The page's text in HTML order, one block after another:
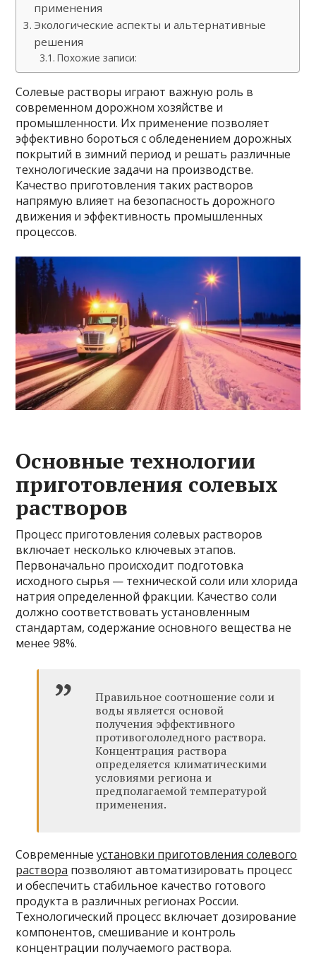
применения
Экологические аспекты и альтернативные
решения
Похожие записи:
Солевые растворы играют важную роль в
современном дорожном хозяйстве и
промышленности. Их применение позволяет
эффективно бороться с обледенением дорожных
покрытий в зимний период и решать различные
технологические задачи на производстве.
Качество приготовления таких растворов
напрямую влияет на безопасность дорожного
движения и эффективность промышленных
процессов.
Основные технологии
приготовления солевых
растворов
Процесс приготовления солевых растворов
включает несколько ключевых этапов.
Первоначально происходит подготовка
исходного сырья — технической соли или хлорида
натрия определенной фракции. Качество соли
должно соответствовать установленным
стандартам, содержание основного вещества не
менее 98%.
Правильное соотношение соли и
воды является основой
получения эффективного
противогололедного раствора.
Концентрация раствора
определяется климатическими
условиями региона и
предполагаемой температурой
применения.
Современныеустановки приготовления солевого
раствора позволяют автоматизировать процесс
и обеспечить стабильное качество готового
продукта в различных регионах России.
Технологический процесс включает дозирование
компонентов, смешивание и контроль
концентрации получаемого раствора.